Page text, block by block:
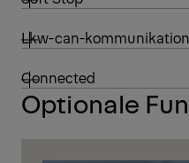
Lkw-can-kommunikation
Connected
Optionale